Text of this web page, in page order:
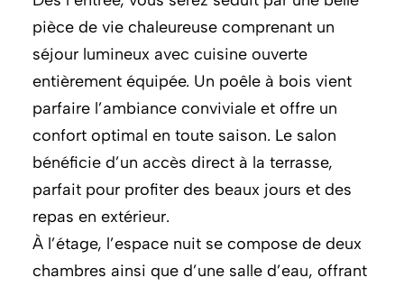
pièce de vie chaleureuse comprenant un
séjour lumineux avec cuisine ouverte
entièrement équipée. Un poêle à bois vient
parfaire l’ambiance conviviale et offre un
confort optimal en toute saison. Le salon
bénéficie d’un accès direct à la terrasse,
parfait pour profiter des beaux jours et des
repas en extérieur.
À l’étage, l’espace nuit se compose de deux
chambres ainsi que d’une salle d’eau, offrant